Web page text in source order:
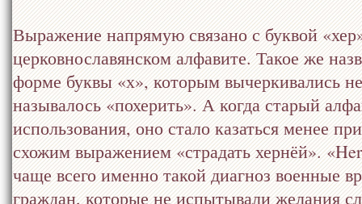
Выражение напрямую связано с буквой
церковнославянском алфавите. Такое же
форме буквы «х», которым вычеркивались
называлось «похерить». А когда старый
использования, оно стало казаться менее
схожим выражением «страдать хернёй».
чаще всего именно такой диагноз военные
граждан, которые не испытывали желания